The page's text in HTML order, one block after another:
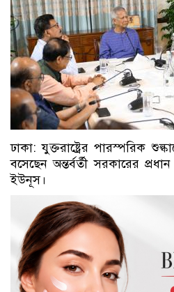
ঢাকা: যুক্তরাষ্ট্রের পারস্পরিক
বসেছেন অন্তর্বর্তী সরকারের
ইউনূস।